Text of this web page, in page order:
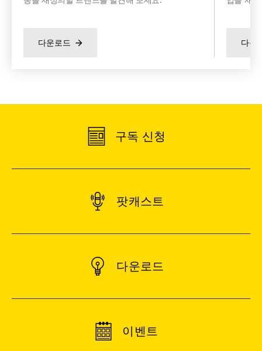
다운로드 다운
구독 신청
팟캐스트
다운로드
이벤트